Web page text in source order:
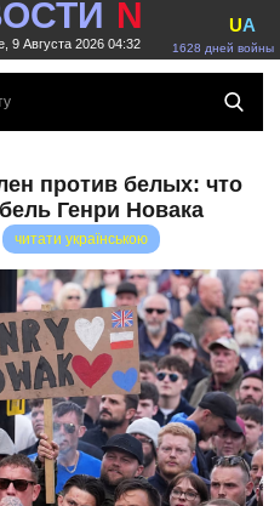
N
9 Августа 2026 04:32 1628 дней войны
UA
против белых: что
Генри Новака
читати українською